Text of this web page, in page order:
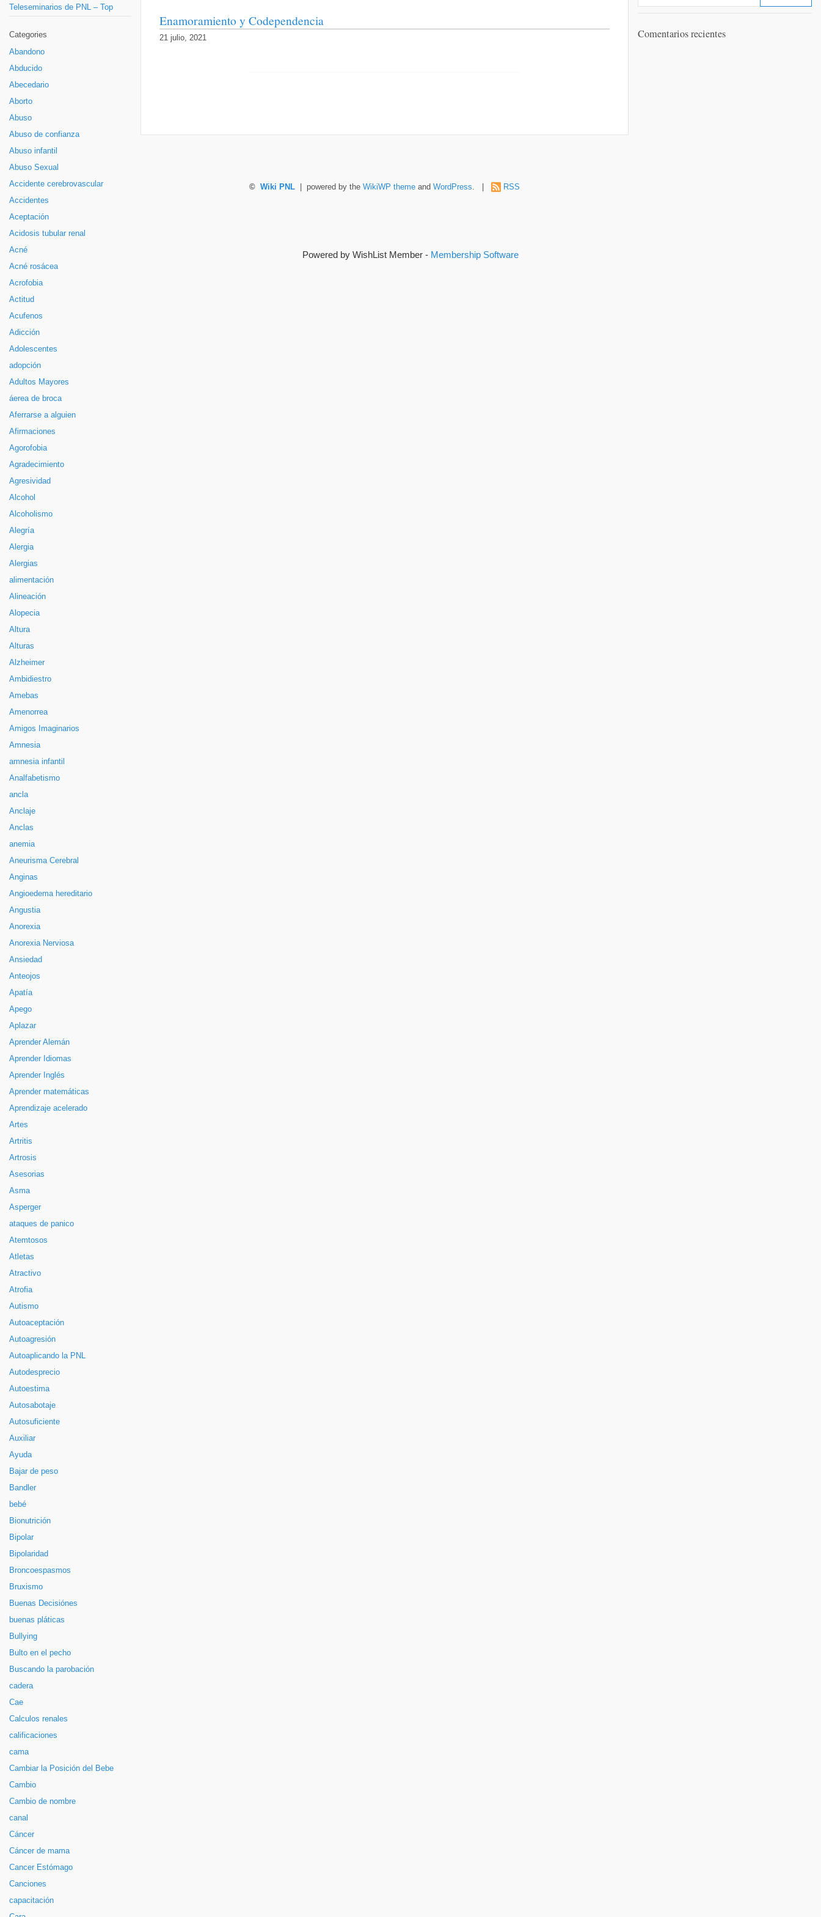
Teleseminarios de PNL – Top
Categories
Abandono
Abducido
Abecedario
Aborto
Abuso
Abuso de confianza
Abuso infantil
Abuso Sexual
Accidente cerebrovascular
Accidentes
Aceptación
Acidosis tubular renal
Acné
Acné rosácea
Acrofobia
Actitud
Acufenos
Adicción
Adolescentes
adopción
Adultos Mayores
áerea de broca
Aferrarse a alguien
Afirmaciones
Agorofobia
Agradecimiento
Agresividad
Alcohol
Alcoholismo
Alegría
Alergia
Alergias
alimentación
Alineación
Alopecia
Altura
Alturas
Alzheimer
Ambidiestro
Amebas
Amenorrea
Amigos Imaginarios
Amnesia
amnesia infantil
Analfabetismo
ancla
Anclaje
Anclas
anemia
Aneurisma Cerebral
Anginas
Angioedema hereditario
Angustia
Anorexia
Anorexia Nerviosa
Ansiedad
Anteojos
Apatía
Apego
Aplazar
Aprender Alemán
Aprender Idiomas
Aprender Inglés
Aprender matemáticas
Aprendizaje acelerado
Artes
Artritis
Artrosis
Asesorias
Asma
Asperger
ataques de panico
Atemtosos
Atletas
Atractivo
Atrofia
Autismo
Autoaceptación
Autoagresión
Autoaplicando la PNL
Autodesprecio
Autoestima
Autosabotaje
Autosuficiente
Auxiliar
Ayuda
Bajar de peso
Bandler
bebé
Bionutrición
Bipolar
Bipolaridad
Broncoespasmos
Bruxismo
Buenas Decisiónes
buenas pláticas
Bullying
Bulto en el pecho
Buscando la parobación
cadera
Cae
Calculos renales
calificaciones
cama
Cambiar la Posición del Bebe
Cambio
Cambio de nombre
canal
Cáncer
Cáncer de mama
Cancer Estómago
Canciones
capacitación
Enamoramiento y Codependencia
21 julio, 2021 Comentarios recientes
© Wiki PNL | powered by the WikiWP theme and WordPress. | RSS
Powered by WishList Member - Membership Software